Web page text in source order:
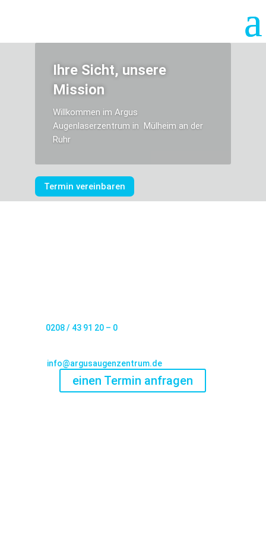
Ihre Sicht, unsere
Mission
Willkommen im Argus
Augenlaserzentrum in Mülheim an der
Ruhr
Termin vereinbaren
0208 / 43 91 20 – 0
info@argusaugenzentrum.de
einen Termin anfragen